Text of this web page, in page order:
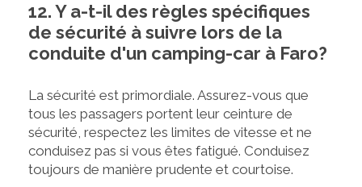
12. Y a-t-il des règles spécifiques
de sécurité à suivre lors de la
conduite d'un camping-car à Faro?
La sécurité est primordiale. Assurez-vous que
tous les passagers portent leur ceinture de
sécurité, respectez les limites de vitesse et ne
conduisez pas si vous êtes fatigué. Conduisez
toujours de manière prudente et courtoise.